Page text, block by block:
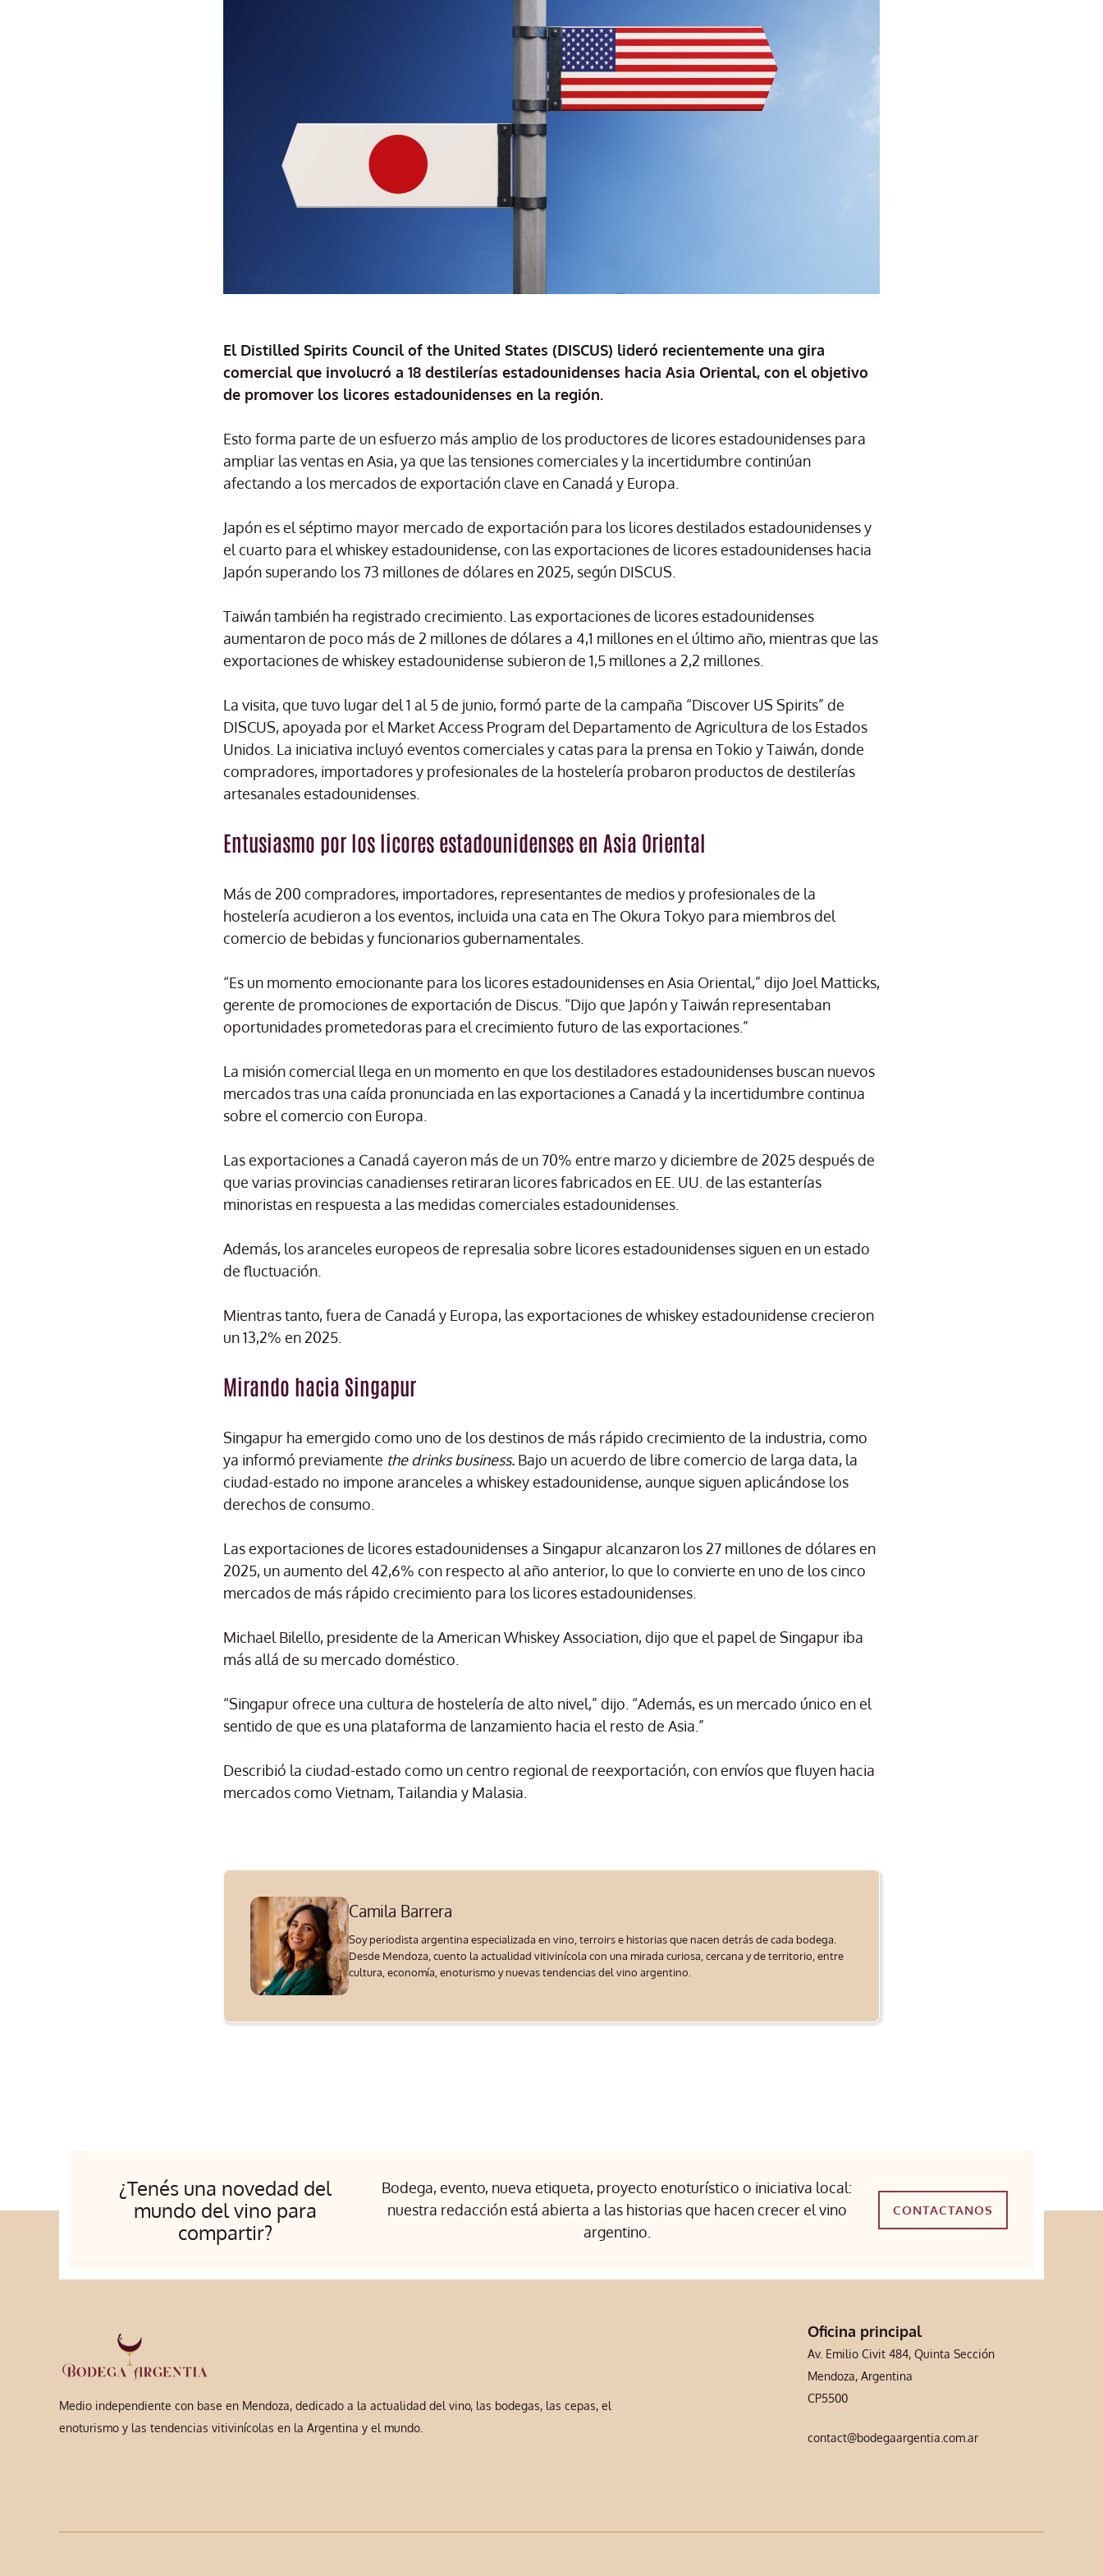
El Distilled Spirits Council of the United States (DISCUS) lideró recientemente una gira
comercial que involucró a 18 destilerías estadounidenses hacia Asia Oriental, con el objetivo
de promover los licores estadounidenses en la región.
Esto forma parte de un esfuerzo más amplio de los productores de licores estadounidenses para
ampliar las ventas en Asia, ya que las tensiones comerciales y la incertidumbre continúan
afectando a los mercados de exportación clave en Canadá y Europa.
Japón es el séptimo mayor mercado de exportación para los licores destilados estadounidenses y
el cuarto para el whiskey estadounidense, con las exportaciones de licores estadounidenses hacia
Japón superando los 73 millones de dólares en 2025, según DISCUS.
Taiwán también ha registrado crecimiento. Las exportaciones de licores estadounidenses
aumentaron de poco más de 2 millones de dólares a 4,1 millones en el último año, mientras que las
exportaciones de whiskey estadounidense subieron de 1,5 millones a 2,2 millones.
La visita, que tuvo lugar del 1 al 5 de junio, formó parte de la campaña “Discover US Spirits” de
DISCUS, apoyada por el Market Access Program del Departamento de Agricultura de los Estados
Unidos. La iniciativa incluyó eventos comerciales y catas para la prensa en Tokio y Taiwán, donde
compradores, importadores y profesionales de la hostelería probaron productos de destilerías
artesanales estadounidenses.
Entusiasmo por los licores estadounidenses en Asia Oriental
Más de 200 compradores, importadores, representantes de medios y profesionales de la
hostelería acudieron a los eventos, incluida una cata en The Okura Tokyo para miembros del
comercio de bebidas y funcionarios gubernamentales.
“Es un momento emocionante para los licores estadounidenses en Asia Oriental,” dijo Joel Matticks,
gerente de promociones de exportación de Discus. “Dijo que Japón y Taiwán representaban
oportunidades prometedoras para el crecimiento futuro de las exportaciones.”
La misión comercial llega en un momento en que los destiladores estadounidenses buscan nuevos
mercados tras una caída pronunciada en las exportaciones a Canadá y la incertidumbre continua
sobre el comercio con Europa.
Las exportaciones a Canadá cayeron más de un 70% entre marzo y diciembre de 2025 después de
que varias provincias canadienses retiraran licores fabricados en EE. UU. de las estanterías
minoristas en respuesta a las medidas comerciales estadounidenses.
Además, los aranceles europeos de represalia sobre licores estadounidenses siguen en un estado
de fluctuación.
Mientras tanto, fuera de Canadá y Europa, las exportaciones de whiskey estadounidense crecieron
un 13,2% en 2025.
Mirando hacia Singapur
Singapur ha emergido como uno de los destinos de más rápido crecimiento de la industria, como
ya informó previamente the drinks business. Bajo un acuerdo de libre comercio de larga data, la
ciudad-estado no impone aranceles a whiskey estadounidense, aunque siguen aplicándose los
derechos de consumo.
Las exportaciones de licores estadounidenses a Singapur alcanzaron los 27 millones de dólares en
2025, un aumento del 42,6% con respecto al año anterior, lo que lo convierte en uno de los cinco
mercados de más rápido crecimiento para los licores estadounidenses.
Michael Bilello, presidente de la American Whiskey Association, dijo que el papel de Singapur iba
más allá de su mercado doméstico.
“Singapur ofrece una cultura de hostelería de alto nivel,” dijo. “Además, es un mercado único en el
sentido de que es una plataforma de lanzamiento hacia el resto de Asia.”
Describió la ciudad-estado como un centro regional de reexportación, con envíos que fluyen hacia
mercados como Vietnam, Tailandia y Malasia.
Camila Barrera
Soy periodista argentina especializada en vino, terroirs e historias que nacen detrás de cada bodega.
Desde Mendoza, cuento la actualidad vitivinícola con una mirada curiosa, cercana y de territorio, entre
cultura, economía, enoturismo y nuevas tendencias del vino argentino.
¿Tenés una novedad del
mundo del vino para
compartir?
Bodega, evento, nueva etiqueta, proyecto enoturístico o iniciativa local:
nuestra redacción está abierta a las historias que hacen crecer el vino
argentino.
CONTACTANOS
Medio independiente con base en Mendoza, dedicado a la actualidad del vino, las bodegas, las cepas, el
enoturismo y las tendencias vitivinícolas en la Argentina y el mundo.
Oficina principal
Av. Emilio Civit 484, Quinta Sección
Mendoza, Argentina
CP5500
contact@bodegaargentia.com.ar